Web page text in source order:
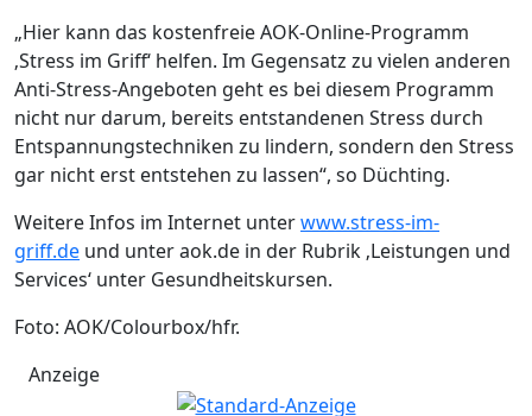
„Hier kann das kostenfreie AOK-Online-Programm
‚Stress im Griff‘ helfen. Im Gegensatz zu vielen anderen
Anti-Stress-Angeboten geht es bei diesem Programm
nicht nur darum, bereits entstandenen Stress durch
Entspannungstechniken zu lindern, sondern den Stress
gar nicht erst entstehen zu lassen“, so Düchting.
Weitere Infos im Internet unterwww.stress-im-
griff.de und unter aok.de in der Rubrik ‚Leistungen und
Services‘ unter Gesundheitskursen.
Foto: AOK/Colourbox/hfr.
Anzeige